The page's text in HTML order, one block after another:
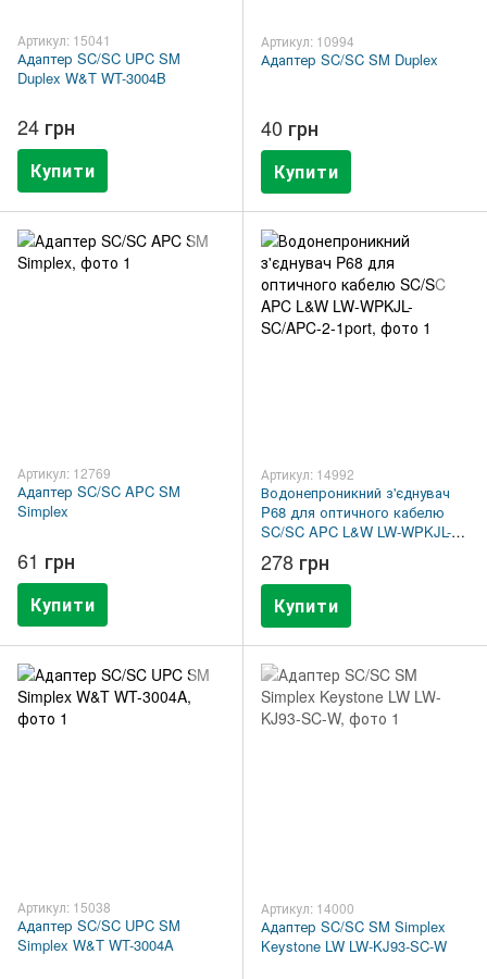
Артикул: 15041
Адаптер SC/SC UPC SM
Duplex W&T WT-3004B
24 грн
Купити
Артикул: 10994
Адаптер SC/SC SM Duplex
40 грн
Купити
Артикул: 12769
Адаптер SC/SC APC SM
Simplex
61 грн
Купити
Артикул: 14992
Водонепроникний з'єднувач
P68 для оптичного кабелю
SC/SC APC L&W LW-WPKJL-
SC/APC-2-1port
278 грн
Купити
Артикул: 15038
Адаптер SC/SC UPC SM
Simplex W&T WT-3004A
Артикул: 14000
Адаптер SC/SC SM Simplex
Keystone LW LW-KJ93-SC-W